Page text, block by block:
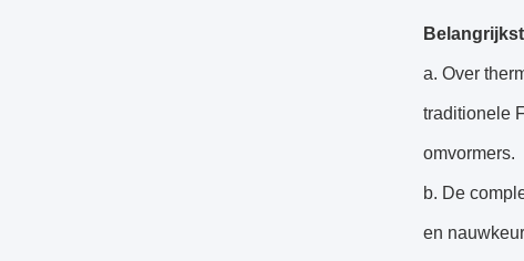
a. Over
traditionele
omvormers.
b. De
en